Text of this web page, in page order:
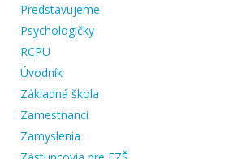
Predstavujeme
Psychologičky
RCPU
Úvodník
Základná škola
Zamestnanci
Zamyslenia